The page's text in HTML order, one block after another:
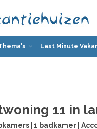
Last Minute
11 in
| 1 badkamer |